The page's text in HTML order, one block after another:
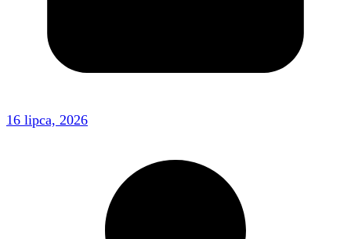
16 lipca, 2026